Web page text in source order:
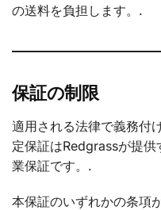
の送料を負担します。.
保証の制限
適用される法律で義務付
定保証はRedgrassが提
業保証です。.
本保証のいずれかの条項